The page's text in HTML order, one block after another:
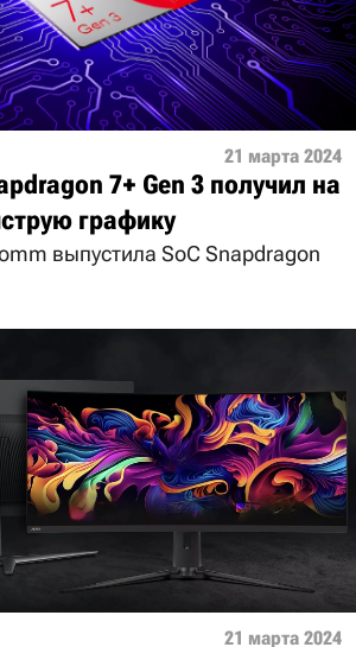
21 марта 2024
7+ Gen 3 получил на
графику
выпустила SoC Snapdragon
21 марта 2024